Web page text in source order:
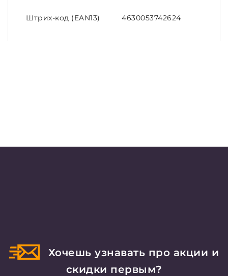
Штрих-код (EAN13) 4630053742624
Хочешь узнавать про акции и
скидки первым?